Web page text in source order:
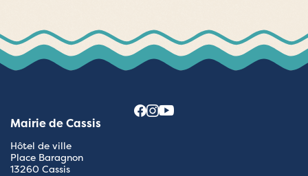
Mairie de Cassis
Hôtel de ville
Place Baragnon
13260 Cassis